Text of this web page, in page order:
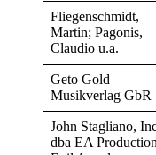
Fliegenschmidt,
Martin; Pagonis,
Claudio u.a.
Geto Gold
Musikverlag GbR
John Stagliano,
dba EA